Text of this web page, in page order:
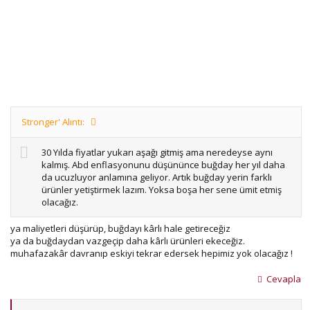
Stronger' Alıntı:
30 Yılda fiyatlar yukarı aşağı gitmiş ama neredeyse aynı
kalmış. Abd enflasyonunu düşününce buğday her yıl daha
da ucuzluyor anlamına geliyor. Artık buğday yerin farklı
ürünler yetiştirmek lazım. Yoksa boşa her sene ümit etmiş
olacağız.
ya maliyetleri düşürüp, buğdayı kârlı hale getireceğiz
ya da buğdaydan vazgeçip daha kârlı ürünleri ekeceğiz.
muhafazakâr davranıp eskiyi tekrar edersek hepimiz yok olacağız !
Cevapla